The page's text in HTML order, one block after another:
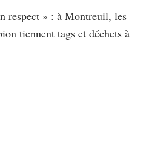
respect » : à Montreuil, les
tiennent tags et déchets à